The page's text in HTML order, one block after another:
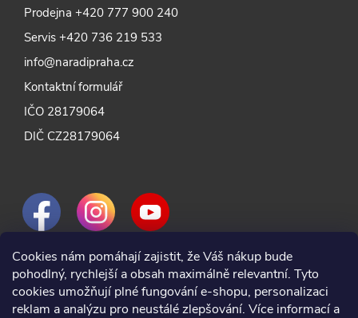
Cookies nám pomáhají zajistit, že Váš nákup bude
pohodlný, rychlejší a obsah maximálně relevantní. Tyto
cookies umožňují plné fungování e-shopu, personalizaci
reklam a analýzu pro neustálé zlepšování. Více informací a
Prodejna+420 777 900 240
Servis+420 736 219 533
info@naradipraha.cz
Kontaktní formulář
IČO 28179064
DIČ CZ28179064